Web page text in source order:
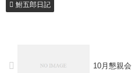
鮒五郎日記
10月懇親会